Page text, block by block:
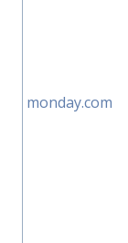
monday.com